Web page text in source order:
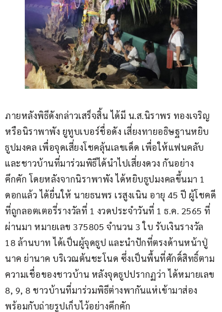
ภายหลังพิธีดังกล่าวเสร็จสิ้น ได้มี น.ส.นิราพร ทองเจริญ
หรือนิราพาพัง ยูทูบเบอร์ชื่อดัง เสี่ยงทายอธิษฐานหยิบ
ธูปมงคล เพื่อจุดเสี่ยงโชคลุ้นเลขเด็ด เพื่อให้แฟนคลับ
และชาวบ้านที่มาร่วมพิธีได้นำไปเสี่ยงดวง กันอย่าง
คึกคัก โดยหลังจากนิราพาพัง ได้หยิบธูปมงคลขึ้นมา 1
ดอกแล้ว ได้ยื่นให้ นายธนพร เรสูงเนิน อายุ 45 ปี ผู้โชคดี
ที่ถูกลอตเตอรี่รางวัลที่ 1 งวดประจำวันที่ 1 ธ.ค. 2565 ที่
ผ่านมา หมายเลข 375805 จำนวน 3 ใบ รับเงินรางวัล
18 ล้านบาท ได้เป็นผู้จุดธูป และนำปักที่ตรงด้านหน้าปู่
นาค ย่านาค บริเวณต้นชะโนด ซึ่งเป็นพื้นที่ศักดิ์สิทธิ์ตาม
ความเชื่อของชาวบ้าน หลังจุดธูปปรากฏว่า ได้หมายเลข
8, 9, 8 ชาวบ้านที่มาร่วมพิธีต่างพากันแห่เข้ามาส่อง
พร้อมกับถ่ายรูปเก็บไว้อย่างคึกคัก